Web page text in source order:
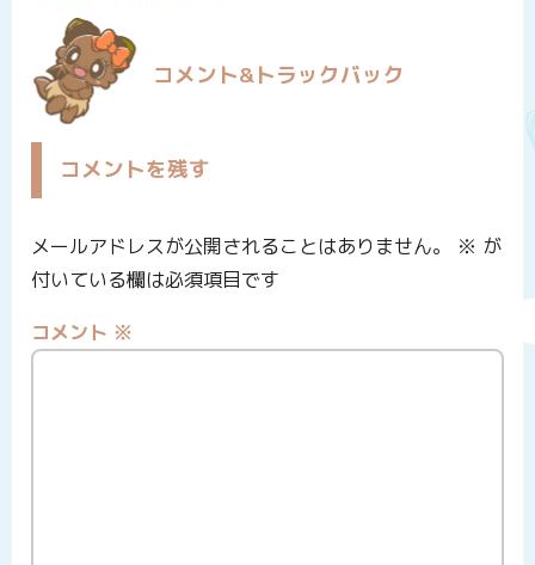
コメント&トラックバック
コメントを残す
メールアドレスが公開されることはありません。 ※ が
付いている欄は必須項目です
コメント ※